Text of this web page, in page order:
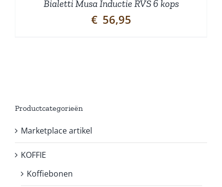
Bialetti Musa Inductie RVS 6 kops
€ 56,95
Productcategorieën
Marketplace artikel
KOFFIE
Koffiebonen